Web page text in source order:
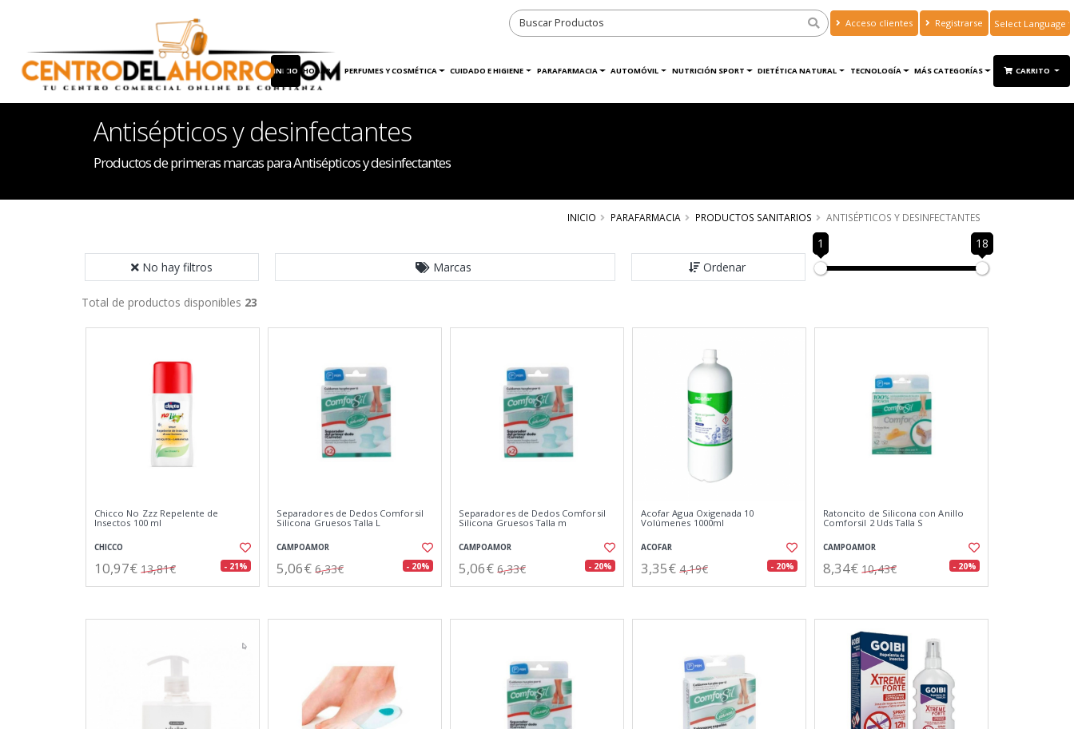
Acceso clientes Registrarse
Translate
INICIO HOGAR PERFUMES Y COSMÉTICA CUIDADO E HIGIENE PARAFARMACIA AUTOMÓVIL NUTRICIÓN SPORT DIETÉTICA NATURAL TECNOLOGÍA MÁS CATEGORÍAS CARRITO
Antisépticos y desinfectantes
Productos de primeras marcas para Antisépticos y desinfectantes
INICIO PARAFARMACIA PRODUCTOS SANITARIOS ANTISÉPTICOS Y DESINFECTANTES
No hay filtros Marcas Ordenar
1 18
Total de productos disponibles 23
Chicco No Zzz Repelente de
Insectos 100 ml
CHICCO
10,97€ 13,81€ - 21%
Separadores de Dedos Comforsil
Silicona Gruesos Talla L
CAMPOAMOR
5,06€ 6,33€ - 20%
Separadores de Dedos Comforsil
Silicona Gruesos Talla m
CAMPOAMOR
5,06€ 6,33€ - 20%
Acofar Agua Oxigenada 10
Volúmenes 1000ml
ACOFAR
3,35€ 4,19€ - 20%
Ratoncito de Silicona con Anillo
Comforsil 2 Uds Talla S
CAMPOAMOR
8,34€ 10,43€ - 20%